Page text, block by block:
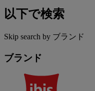
以下で検索
Skip search by ブランド
ブランド